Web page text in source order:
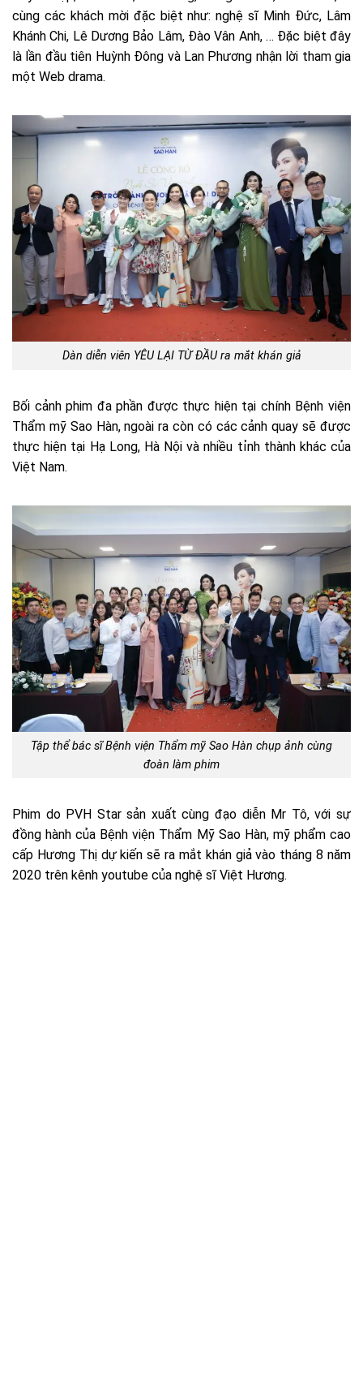
cùng các khách mời đặc biệt như: nghệ sĩ Minh Đức, Lâm
Khánh Chi, Lê Dương Bảo Lâm, Đào Vân Anh, … Đặc biệt đây
là lần đầu tiên Huỳnh Đông và Lan Phương nhận lời tham gia
một Web drama.
Dàn diễn viên YÊU LẠI TỪ ĐẦU ra mắt khán giả
Bối cảnh phim đa phần được thực hiện tại chính Bệnh viện
Thẩm mỹ Sao Hàn, ngoài ra còn có các cảnh quay sẽ được
thực hiện tại Hạ Long, Hà Nội và nhiều tỉnh thành khác của
Việt Nam.
Tập thể bác sĩ Bệnh viện Thẩm mỹ Sao Hàn chụp ảnh cùng
đoàn làm phim
Phim do PVH Star sản xuất cùng đạo diễn Mr Tô, với sự
đồng hành của Bệnh viện Thẩm Mỹ Sao Hàn, mỹ phẩm cao
cấp Hương Thị dự kiến sẽ ra mắt khán giả vào tháng 8 năm
2020 trên kênh youtube của nghệ sĩ Việt Hương.